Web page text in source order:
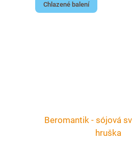
Chlazené balení
Beromantik - sójová
hruška